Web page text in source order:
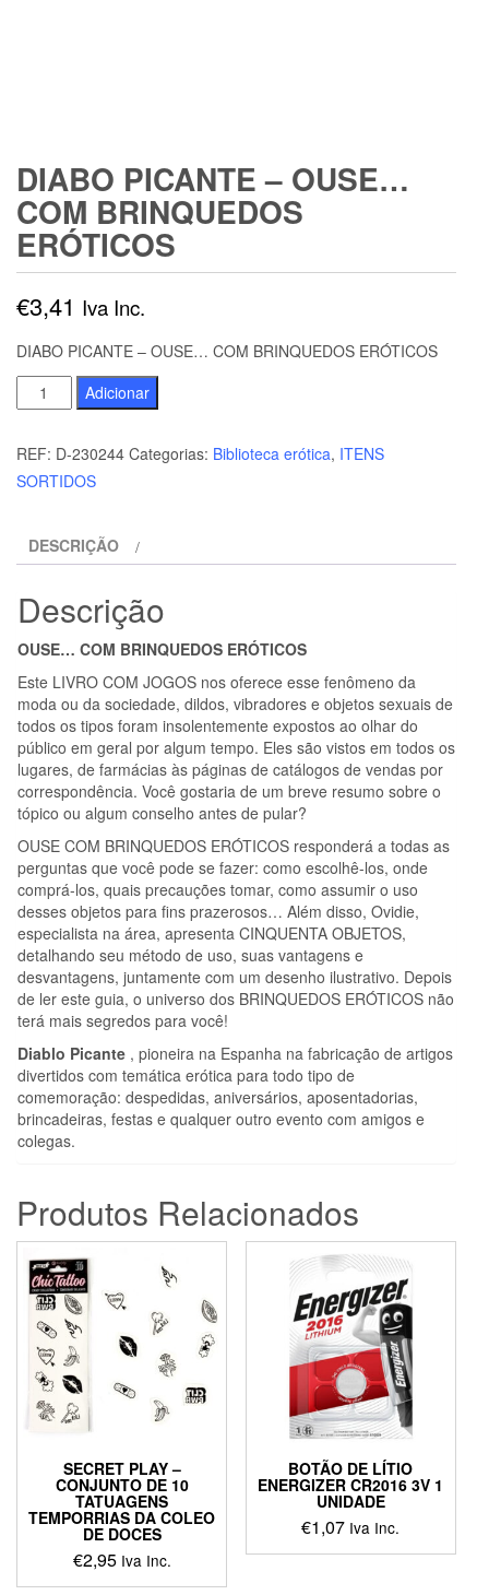
DIABO PICANTE – OUSE…
COM BRINQUEDOS
ERÓTICOS
€3,41 Iva Inc.
DIABO PICANTE – OUSE… COM BRINQUEDOS ERÓTICOS
Quantidade
de
DIABO
PICANTE
COM
ERÓTICOS
Adicionar
REF: D-230244 Categorias: Biblioteca erótica, ITENS
SORTIDOS
DESCRIÇÃO
Descrição
OUSE… COM BRINQUEDOS ERÓTICOS
Este LIVRO COM JOGOS nos oferece esse fenômeno da
moda ou da sociedade, dildos, vibradores e objetos sexuais de
todos os tipos foram insolentemente expostos ao olhar do
público em geral por algum tempo. Eles são vistos em todos os
lugares, de farmácias às páginas de catálogos de vendas por
correspondência. Você gostaria de um breve resumo sobre o
tópico ou algum conselho antes de pular?
OUSE COM BRINQUEDOS ERÓTICOS responderá a todas as
perguntas que você pode se fazer: como escolhê-los, onde
comprá-los, quais precauções tomar, como assumir o uso
desses objetos para fins prazerosos… Além disso, Ovidie,
especialista na área, apresenta CINQUENTA OBJETOS,
detalhando seu método de uso, suas vantagens e
desvantagens, juntamente com um desenho ilustrativo. Depois
de ler este guia, o universo dos BRINQUEDOS ERÓTICOS não
terá mais segredos para você!
Diablo Picante , pioneira na Espanha na fabricação de artigos
divertidos com temática erótica para todo tipo de
comemoração: despedidas, aniversários, aposentadorias,
brincadeiras, festas e qualquer outro evento com amigos e
colegas.
Produtos Relacionados
SECRET PLAY –
CONJUNTO DE 10
TATUAGENS
TEMPORRIAS DA COLEO
DE DOCES
€2,95 Iva Inc.
BOTÃO DE LÍTIO
ENERGIZER CR2016 3V 1
UNIDADE
€1,07 Iva Inc.